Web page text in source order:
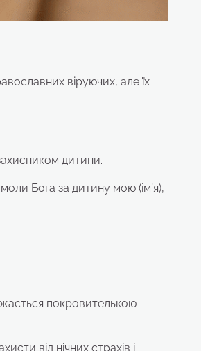
віруючих, але їх
дитини.
Бога за дитину мою (ім’я),
покровителькою
від нічних страхів і